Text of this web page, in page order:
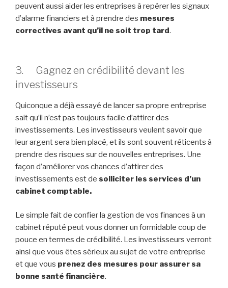
peuvent aussi aider les entreprises à repérer les signaux
d’alarme financiers et à prendre des mesures
correctives avant qu’il ne soit trop tard.
3. Gagnez en crédibilité devant les
investisseurs
Quiconque a déjà essayé de lancer sa propre entreprise
sait qu’il n’est pas toujours facile d’attirer des
investissements. Les investisseurs veulent savoir que
leur argent sera bien placé, et ils sont souvent réticents à
prendre des risques sur de nouvelles entreprises. Une
façon d’améliorer vos chances d’attirer des
investissements est de solliciter les services d’un
cabinet comptable.
Le simple fait de confier la gestion de vos finances à un
cabinet réputé peut vous donner un formidable coup de
pouce en termes de crédibilité. Les investisseurs verront
ainsi que vous êtes sérieux au sujet de votre entreprise
et que vous prenez des mesures pour assurer sa
bonne santé financière.